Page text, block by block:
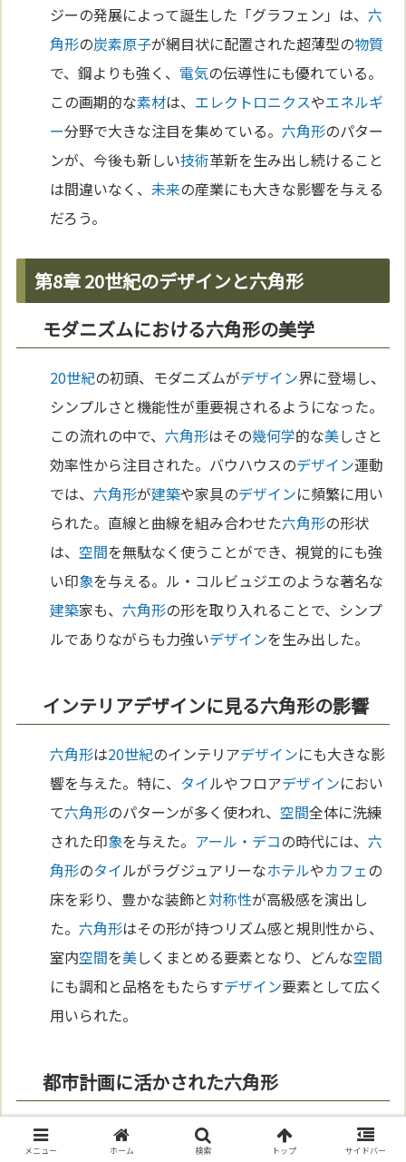
ジーの発展によって誕生した「グラフェン」は、六
角形の炭素原子が網目状に配置された超薄型の物質
で、鋼よりも強く、 電気の伝導性にも優れている。
この画期的な素材は、 エレクトロニクスやエネルギ
ー分野で大きな注目を集めている。六角形のパター
ンが、今後も新しい技術革新を生み出し続けること
は間違いなく、未来の産業にも大きな影響を与える
だろう。
第8章 20世紀のデザインと六角形
モダニズムにおける六角形の美学
20世紀の初頭、モダニズムがデザイン界に登場し、
シンプルさと機能性が重要視されるようになった。
この流れの中で、六角形はその幾何学的な美しさと
効率性から注目された。バウハウスのデザイン運動
では、六角形が建築や家具のデザインに頻繁に用い
られた。直線と曲線を組み合わせた六角形の形状
は、空間を無駄なく使うことができ、視覚的にも強
い印象を与える。ル・コルビュジエのような著名な
建築家も、六角形の形を取り入れることで、シンプ
ルでありながらも力強いデザインを生み出した。
インテリアデザインに見る六角形の影響
六角形は20世紀のインテリアデザインにも大きな影
響を与えた。特に、 タイルやフロアデザインにおい
て六角形のパターンが多く使われ、 空間全体に洗練
された印象を与えた。 アール・デコの時代には、六
角形のタイルがラグジュアリーなホテルやカフェの
床を彩り、豊かな装飾と対称性が高級感を演出し
た。六角形はその形が持つリズム感と規則性から、
室内空間を美しくまとめる要素となり、どんな空間
にも調和と品格をもたらすデザイン要素として広く
用いられた。
都市計画に活かされた六角形
においても 六角形
が採用された興味深い例
メニュー ホーム 検索 トップ サイドバー